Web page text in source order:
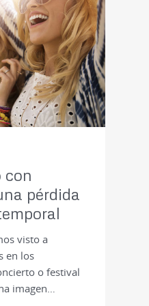
con
pérdida
visto a
en los
o festival
imagen…